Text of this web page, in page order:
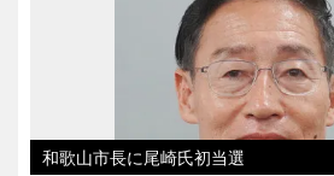
和歌山市長に尾崎氏初当選